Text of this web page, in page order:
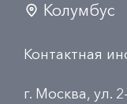
Колумбус
Контактная
г. Москва, ул.